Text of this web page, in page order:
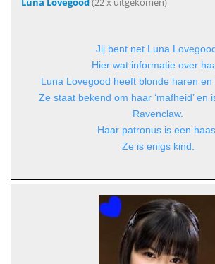
Jij bent net Luna
Hier wat informatie over
Luna Lovegood heeft blonde haren en
Ze staat bekend om haar ‘mafheid’ en
Ravenclaw.
Haar patronus is een haas.
Ze is enigs kind.